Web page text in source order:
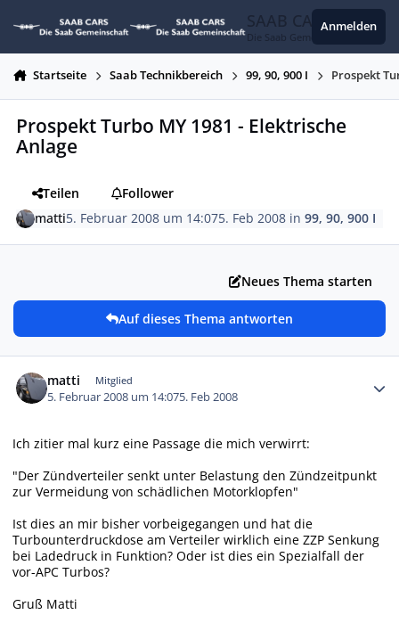
SAAB CARS
Die Saab Gemeinschaft
Anmelden
Startseite Saab Technikbereich 99, 90, 900 I Prospekt
Prospekt Turbo MY 1981 - Elektrische
Anlage
Teilen
Follower
matti5. Februar 2008 um 14:075. Feb 2008 in99, 90, 900 I
Neues Thema starten
Auf dieses Thema antworten
matti Mitglied
5. Februar 2008 um 14:075. Feb 2008
Ich zitier mal kurz eine Passage die mich verwirrt:
"Der Zündverteiler senkt unter Belastung den Zündzeitpunkt
zur Vermeidung von schädlichen Motorklopfen"
Ist dies an mir bisher vorbeigegangen und hat die
Turbounterdruckdose am Verteiler wirklich eine ZZP Senkung
bei Ladedruck in Funktion? Oder ist dies ein Spezialfall der
vor-APC Turbos?
Gruß Matti